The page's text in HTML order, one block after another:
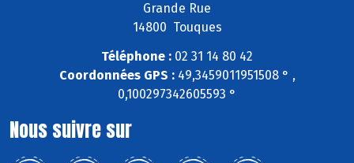
Grande Rue
14800 Touques
Téléphone : 02 31 14 80 42
Coordonnées GPS :49,3459011951508 ° ,
0,100297342605593 °
Nous suivre sur